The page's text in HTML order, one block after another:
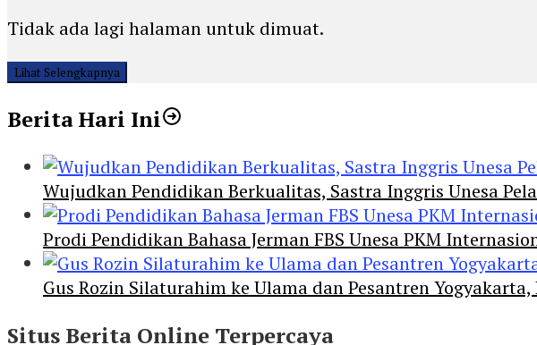
Tidak ada lagi halaman untuk dimuat.
Lihat Selengkapnya
Berita Hari Ini
Wujudkan Pendidikan Berkualitas, Sastra Inggris Unesa
Prodi Pendidikan Bahasa Jerman FBS Unesa PKM
Gus Rozin Silaturahim ke Ulama dan Pesantren
Situs Berita Online Terpercaya